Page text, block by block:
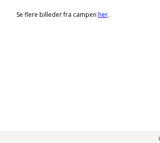
Se flere billeder fra campen her.